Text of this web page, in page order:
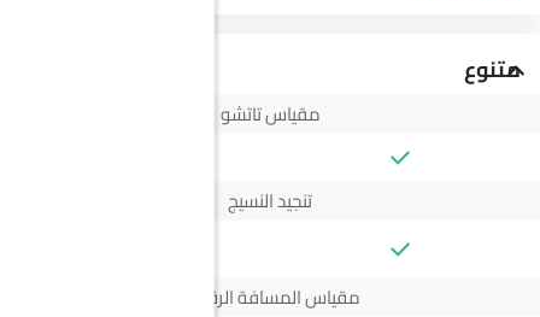
متنوع
مقياس تاتشو
تنجيد النسيج
مقياس المسافة الرقمي